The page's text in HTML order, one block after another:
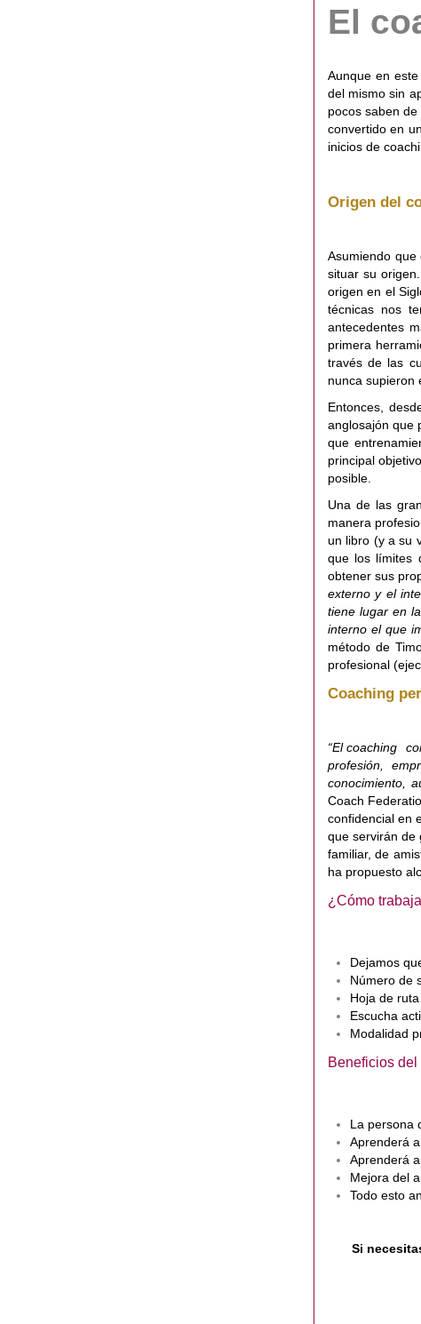
El
Aunque en
del mismo sin
pocos saben
convertido en
inicios de
Origen del
Asumiendo que
situar su
origen en el
técnicas nos
antecedentes
primera
través de las
nunca supieron
Entonces,
anglosajón que
que
principal
posible.
Una de las
manera
un libro (y a su
que los límites
obtener sus
externo y el
tiene lugar en
interno el que
método de
profesional
Coaching
“El coaching
profesión,
conocimiento,
Coach
confidencial en
que servirán de
familiar, de
ha propuesto
¿Cómo
Dejamos
Número de
Hoja de
Escucha
Modalidad
Beneficios
La persona
Aprenderá
Aprenderá
Mejora del
Todo esto
Si